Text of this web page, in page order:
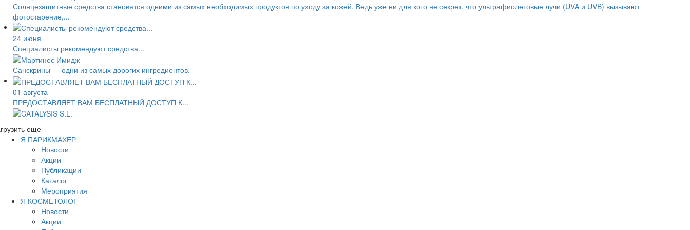
Солнцезащитные средства становятся одними из самых необходимых продуктов по уходу за кожей. Ведь уже ни для кого не секрет, что ультрафиолетовые лучи (UVA и UVB) вызывают
фотостарение,...
24 июня
Специалисты рекомендуют средства...
Санскрины — одни из самых дорогих ингредиентов.
01 августа
ПРЕДОСТАВЛЯЕТ ВАМ БЕСПЛАТНЫЙ ДОСТУП К...
еще
Я ПАРИКМАХЕР
Новости
Акции
Публикации
Каталог
Мероприятия
Я КОСМЕТОЛОГ
Новости
Акции